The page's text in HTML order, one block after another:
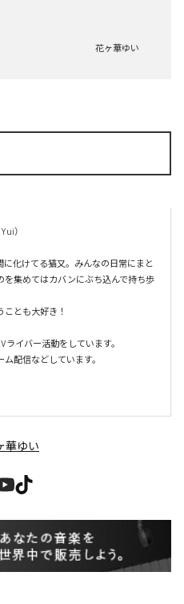
花ヶ華ゆい
）
化けてる猫又。みんなの日常にまと
集めてはカバンにぶち込んで持ち歩
とも大好き！
イバー活動をしています。
配信などしています。
華ゆい